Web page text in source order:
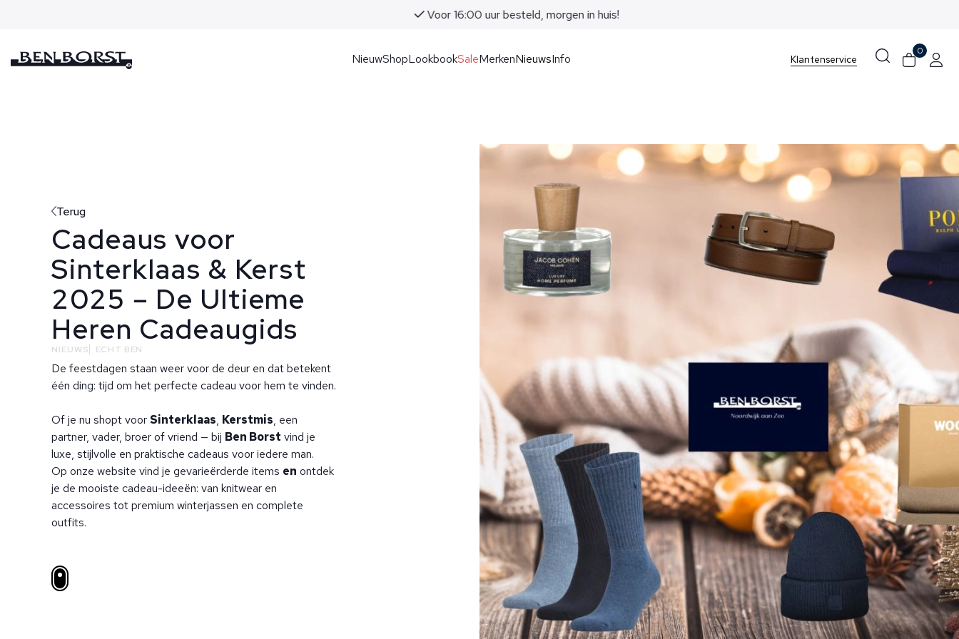
Voor 16:00 uur besteld, morgen in huis!
NieuwShopLookbookSaleMerkenNieuwsInfo Klantenservice
0
Terug
Cadeaus voor
Sinterklaas & Kerst
2025 – De Ultieme
Heren Cadeaugids
NIEUWS ECHT BEN
De feestdagen staan weer voor de deur en dat betekent
één ding: tijd om het perfecte cadeau voor hem te vinden.
Of je nu shopt voorSinterklaas, Kerstmis, een
partner, vader, broer of vriend — bij Ben Borst vind je
luxe, stijlvolle en praktische cadeaus voor iedere man.
Op onze website vind je gevarieërderde items en ontdek
je de mooiste cadeau-ideeën: van knitwear en
accessoires tot premium winterjassen en complete
outfits.